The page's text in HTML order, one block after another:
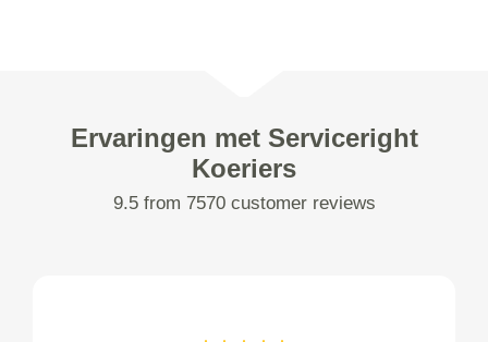
Ervaringen met Serviceright
Koeriers
9.5 from 7570 customer reviews